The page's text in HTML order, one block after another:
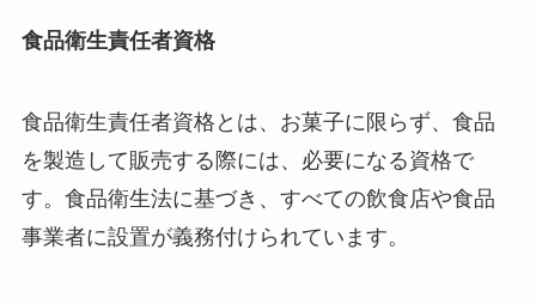
食品衛生責任者資格
食品衛生責任者資格とは、お菓子に限らず、食品
を製造して販売する際には、必要になる資格で
す。食品衛生法に基づき、すべての飲食店や食品
事業者に設置が義務付けられています。